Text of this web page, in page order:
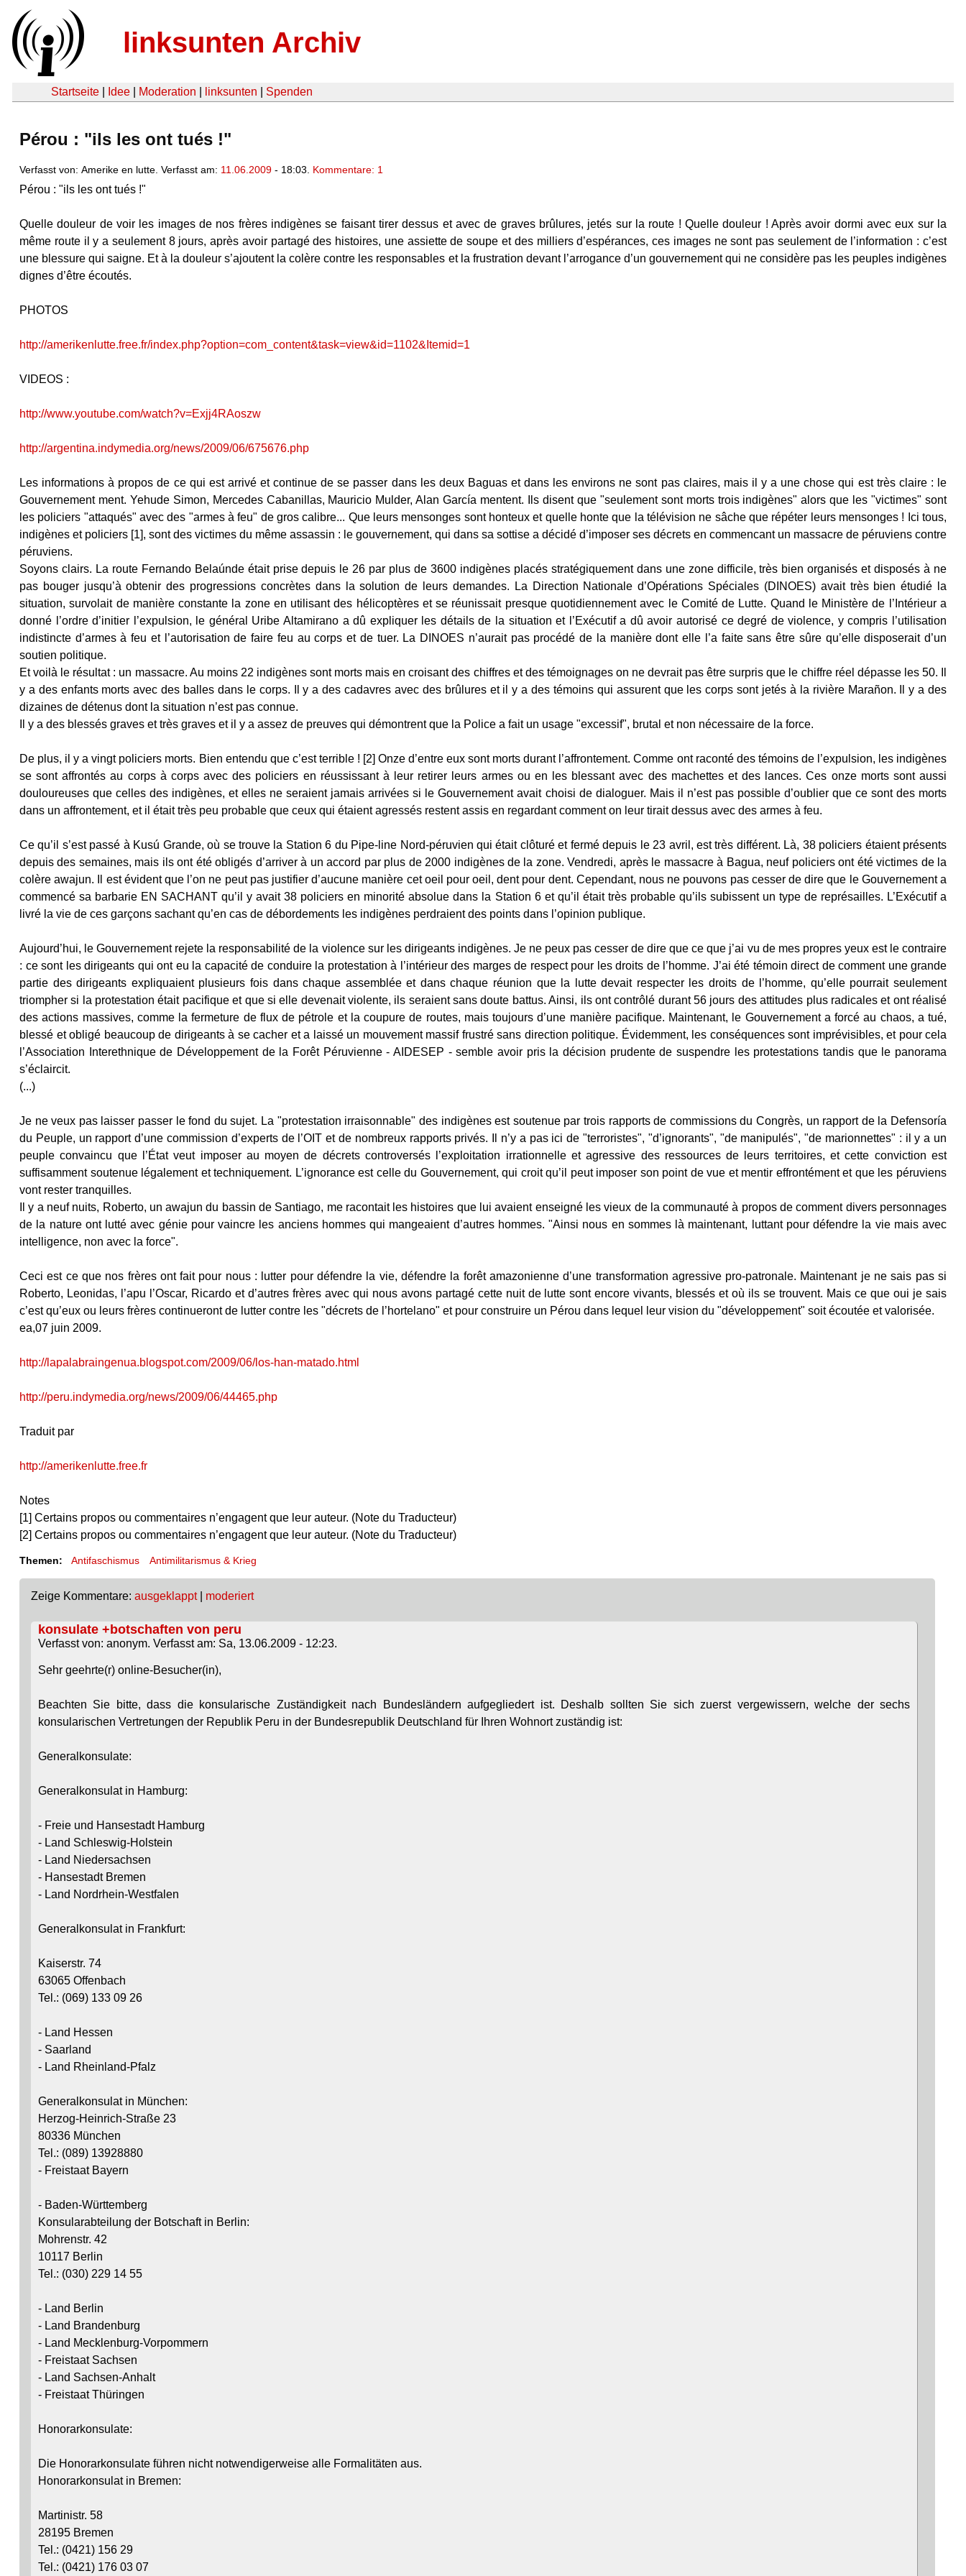
linksunten Archiv
Startseite Idee Moderation linksunten Spenden
Pérou : "ils les ont tués !"
Verfasst von: Amerike en lutte. Verfasst am: 11.06.2009 - 18:03. Kommentare: 1
Pérou : "ils les ont tués !"
Quelle douleur de voir les images de nos frères indigènes se faisant tirer dessus et avec de graves brûlures, jetés sur la route ! Quelle douleur ! Après avoir dormi avec eux sur la
même route il y a seulement 8 jours, après avoir partagé des histoires, une assiette de soupe et des milliers d’espérances, ces images ne sont pas seulement de l’information : c’est
une blessure qui saigne. Et à la douleur s’ajoutent la colère contre les responsables et la frustration devant l’arrogance d’un gouvernement qui ne considère pas les peuples indigènes
dignes d’être écoutés.
PHOTOS
http://amerikenlutte.free.fr/index.php?option=com_content&task=view&id=1102&Itemid=1
VIDEOS :
http://www.youtube.com/watch?v=Exjj4RAoszw
http://argentina.indymedia.org/news/2009/06/675676.php
Les informations à propos de ce qui est arrivé et continue de se passer dans les deux Baguas et dans les environs ne sont pas claires, mais il y a une chose qui est très claire : le
Gouvernement ment. Yehude Simon, Mercedes Cabanillas, Mauricio Mulder, Alan García mentent. Ils disent que "seulement sont morts trois indigènes" alors que les "victimes" sont
les policiers "attaqués" avec des "armes à feu" de gros calibre... Que leurs mensonges sont honteux et quelle honte que la télévision ne sâche que répéter leurs mensonges ! Ici tous,
indigènes et policiers [1], sont des victimes du même assassin : le gouvernement, qui dans sa sottise a décidé d’imposer ses décrets en commencant un massacre de péruviens contre
péruviens.
Soyons clairs. La route Fernando Belaúnde était prise depuis le 26 par plus de 3600 indigènes placés stratégiquement dans une zone difficile, très bien organisés et disposés à ne
pas bouger jusqu’à obtenir des progressions concrètes dans la solution de leurs demandes. La Direction Nationale d’Opérations Spéciales (DINOES) avait très bien étudié la
situation, survolait de manière constante la zone en utilisant des hélicoptères et se réunissait presque quotidiennement avec le Comité de Lutte. Quand le Ministère de l’Intérieur a
donné l’ordre d’initier l’expulsion, le général Uribe Altamirano a dû expliquer les détails de la situation et l’Exécutif a dû avoir autorisé ce degré de violence, y compris l’utilisation
indistincte d’armes à feu et l’autorisation de faire feu au corps et de tuer. La DINOES n’aurait pas procédé de la manière dont elle l’a faite sans être sûre qu’elle disposerait d’un
soutien politique.
Et voilà le résultat : un massacre. Au moins 22 indigènes sont morts mais en croisant des chiffres et des témoignages on ne devrait pas être surpris que le chiffre réel dépasse les 50. Il
y a des enfants morts avec des balles dans le corps. Il y a des cadavres avec des brûlures et il y a des témoins qui assurent que les corps sont jetés à la rivière Marañon. Il y a des
dizaines de détenus dont la situation n’est pas connue.
Il y a des blessés graves et très graves et il y a assez de preuves qui démontrent que la Police a fait un usage "excessif", brutal et non nécessaire de la force.
De plus, il y a vingt policiers morts. Bien entendu que c’est terrible ! [2] Onze d’entre eux sont morts durant l’affrontement. Comme ont raconté des témoins de l’expulsion, les indigènes
se sont affrontés au corps à corps avec des policiers en réussissant à leur retirer leurs armes ou en les blessant avec des machettes et des lances. Ces onze morts sont aussi
douloureuses que celles des indigènes, et elles ne seraient jamais arrivées si le Gouvernement avait choisi de dialoguer. Mais il n’est pas possible d’oublier que ce sont des morts
dans un affrontement, et il était très peu probable que ceux qui étaient agressés restent assis en regardant comment on leur tirait dessus avec des armes à feu.
Ce qu’il s’est passé à Kusú Grande, où se trouve la Station 6 du Pipe-line Nord-péruvien qui était clôturé et fermé depuis le 23 avril, est très différent. Là, 38 policiers étaient présents
depuis des semaines, mais ils ont été obligés d’arriver à un accord par plus de 2000 indigènes de la zone. Vendredi, après le massacre à Bagua, neuf policiers ont été victimes de la
colère awajun. Il est évident que l’on ne peut pas justifier d’aucune manière cet oeil pour oeil, dent pour dent. Cependant, nous ne pouvons pas cesser de dire que le Gouvernement a
commencé sa barbarie EN SACHANT qu’il y avait 38 policiers en minorité absolue dans la Station 6 et qu’il était très probable qu’ils subissent un type de représailles. L’Exécutif a
livré la vie de ces garçons sachant qu’en cas de débordements les indigènes perdraient des points dans l’opinion publique.
Aujourd’hui, le Gouvernement rejete la responsabilité de la violence sur les dirigeants indigènes. Je ne peux pas cesser de dire que ce que j’ai vu de mes propres yeux est le contraire
: ce sont les dirigeants qui ont eu la capacité de conduire la protestation à l’intérieur des marges de respect pour les droits de l’homme. J’ai été témoin direct de comment une grande
partie des dirigeants expliquaient plusieurs fois dans chaque assemblée et dans chaque réunion que la lutte devait respecter les droits de l’homme, qu’elle pourrait seulement
triompher si la protestation était pacifique et que si elle devenait violente, ils seraient sans doute battus. Ainsi, ils ont contrôlé durant 56 jours des attitudes plus radicales et ont réalisé
des actions massives, comme la fermeture de flux de pétrole et la coupure de routes, mais toujours d’une manière pacifique. Maintenant, le Gouvernement a forcé au chaos, a tué,
blessé et obligé beaucoup de dirigeants à se cacher et a laissé un mouvement massif frustré sans direction politique. Évidemment, les conséquences sont imprévisibles, et pour cela
l’Association Interethnique de Développement de la Forêt Péruvienne - AIDESEP - semble avoir pris la décision prudente de suspendre les protestations tandis que le panorama
s’éclaircit.
(...)
Je ne veux pas laisser passer le fond du sujet. La "protestation irraisonnable" des indigènes est soutenue par trois rapports de commissions du Congrès, un rapport de la Defensoría
du Peuple, un rapport d’une commission d’experts de l’OIT et de nombreux rapports privés. Il n’y a pas ici de "terroristes", "d’ignorants", "de manipulés", "de marionnettes" : il y a un
peuple convaincu que l’État veut imposer au moyen de décrets controversés l’exploitation irrationnelle et agressive des ressources de leurs territoires, et cette conviction est
suffisamment soutenue légalement et techniquement. L’ignorance est celle du Gouvernement, qui croit qu’il peut imposer son point de vue et mentir effrontément et que les péruviens
vont rester tranquilles.
Il y a neuf nuits, Roberto, un awajun du bassin de Santiago, me racontait les histoires que lui avaient enseigné les vieux de la communauté à propos de comment divers personnages
de la nature ont lutté avec génie pour vaincre les anciens hommes qui mangeaient d’autres hommes. "Ainsi nous en sommes là maintenant, luttant pour défendre la vie mais avec
intelligence, non avec la force".
Ceci est ce que nos frères ont fait pour nous : lutter pour défendre la vie, défendre la forêt amazonienne d’une transformation agressive pro-patronale. Maintenant je ne sais pas si
Roberto, Leonidas, l’apu l’Oscar, Ricardo et d’autres frères avec qui nous avons partagé cette nuit de lutte sont encore vivants, blessés et où ils se trouvent. Mais ce que oui je sais
c’est qu’eux ou leurs frères continueront de lutter contre les "décrets de l’hortelano" et pour construire un Pérou dans lequel leur vision du "développement" soit écoutée et valorisée.
ea,07 juin 2009.
http://lapalabraingenua.blogspot.com/2009/06/los-han-matado.html
http://peru.indymedia.org/news/2009/06/44465.php
Traduit par
http://amerikenlutte.free.fr
Notes
[1] Certains propos ou commentaires n’engagent que leur auteur. (Note du Traducteur)
[2] Certains propos ou commentaires n’engagent que leur auteur. (Note du Traducteur)
Themen: Antifaschismus Antimilitarismus & Krieg
Zeige Kommentare: ausgeklappt| moderiert
konsulate +botschaften von peru
Verfasst von: anonym. Verfasst am: Sa, 13.06.2009 - 12:23.
Sehr geehrte(r) online-Besucher(in),
Beachten Sie bitte, dass die konsularische Zuständigkeit nach Bundesländern aufgegliedert ist. Deshalb sollten Sie sich zuerst vergewissern, welche der sechs
konsularischen Vertretungen der Republik Peru in der Bundesrepublik Deutschland für Ihren Wohnort zuständig ist:
Generalkonsulate:
Generalkonsulat in Hamburg:
- Freie und Hansestadt Hamburg
- Land Schleswig-Holstein
- Land Niedersachsen
- Hansestadt Bremen
- Land Nordrhein-Westfalen
Generalkonsulat in Frankfurt:
Kaiserstr. 74
63065 Offenbach
Tel.: (069) 133 09 26
- Land Hessen
- Saarland
- Land Rheinland-Pfalz
Generalkonsulat in München:
Herzog-Heinrich-Straße 23
80336 München
Tel.: (089) 13928880
- Freistaat Bayern
- Baden-Württemberg
Konsularabteilung der Botschaft in Berlin:
Mohrenstr. 42
10117 Berlin
Tel.: (030) 229 14 55
- Land Berlin
- Land Brandenburg
- Land Mecklenburg-Vorpommern
- Freistaat Sachsen
- Land Sachsen-Anhalt
- Freistaat Thüringen
Honorarkonsulate:
Die Honorarkonsulate führen nicht notwendigerweise alle Formalitäten aus.
Honorarkonsulat in Bremen:
Martinistr. 58
28195 Bremen
Tel.: (0421) 156 29
Tel.: (0421) 176 03 07